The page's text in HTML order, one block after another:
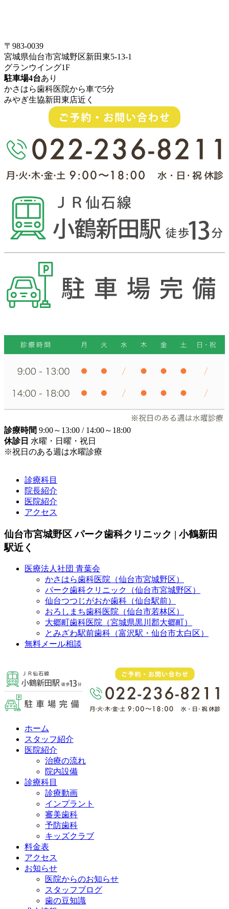
〒983-0039
宮城県仙台市宮城野区新田東5-13-1
グランウイング1F
駐車場4台あり
かさはら歯科医院から車で5分
みやぎ生協新田東店近く
診療時間 9:00～13:00 / 14:00～18:00
休診日 水曜・日曜・祝日
※祝日のある週は水曜診療
診療科目
院長紹介
医院紹介
アクセス
仙台市宮城野区 パーク歯科クリニック | 小鶴新田
駅近く
医療法人社団 青葉会
かさはら歯科医院（仙台市宮城野区）
パーク歯科クリニック（仙台市宮城野区）
仙台つつじがおか歯科（仙台駅前）
おろしまち歯科医院（仙台市若林区）
大郷町歯科医院（宮城県黒川郡大郷町）
とみざわ駅前歯科（富沢駅・仙台市太白区）
無料メール相談
ホーム
スタッフ紹介
医院紹介
治療の流れ
院内設備
診療科目
診療動画
インプラント
審美歯科
予防歯科
キッズクラブ
料金表
アクセス
お知らせ
医院からのお知らせ
スタッフブログ
歯の豆知識